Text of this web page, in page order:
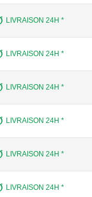
LIVRAISON 24H *
LIVRAISON 24H *
LIVRAISON 24H *
LIVRAISON 24H *
LIVRAISON 24H *
LIVRAISON 24H *